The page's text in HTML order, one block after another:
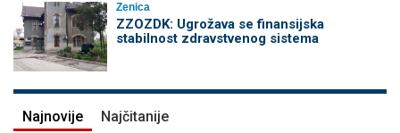
Zenica
ZZOZDK: Ugrožava se finansijska
stabilnost zdravstvenog sistema
Najnovije Najčitanije